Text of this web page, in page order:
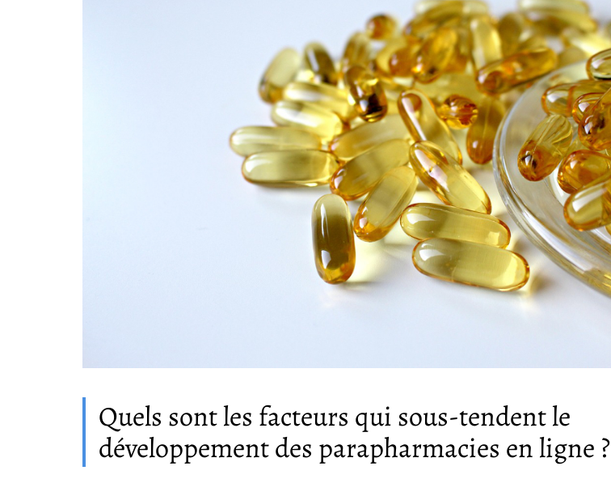
Quels sont les facteurs qui sous-tendent le
développement des parapharmacies en ligne ?